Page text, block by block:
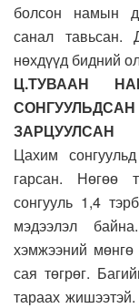
болсон намын
санал тавьсан.
нөхдүүд бидний
Ц.ТУВААН
ЗАРЦУУЛСАН
Цахим
гарсан. Нөгөө
сонгууль 1,4
мэдээлэл
хэмжээний
сая төгрөг.
тараах